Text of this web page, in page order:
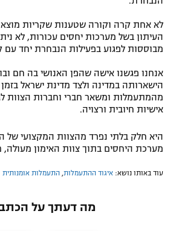
לא אחת קרה וקורה שטענות שקריות
העיתון בשל מערכות יחסים עכורות, לא
מבוססות לפגוע בפעילות הנבחרת יחד עם
אנחנו פגשנו אישה שהפן האנושי בה חם
הישארותה במדינה ולצד מדינת ישראל
מהמתעמלות ומשאר חברי וחברות הצוות
אישיות חיובית ורצויה.
היא חלק בלתי נפרד מהצוות המקצועי של
מערכת היחסים בתוך צוות האימון מעולה,
עוד באותו נושא: איגוד ההתעמלות התעמלות אומנותית
מה דעתך על